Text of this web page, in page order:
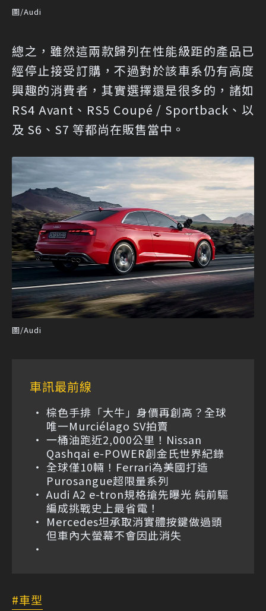
圖/Audi
總之，雖然這兩款歸列在性能級距的產品已
經停止接受訂購，不過對於該車系仍有高度
興趣的消費者，其實選擇還是很多的，諸如
RS4 Avant、RS5 Coupé / Sportback、以
及 S6、S7 等都尚在販售當中。
圖/Audi
車訊最前線
棕色手排「大牛」身價再創高？全球
唯一Murciélago SV拍賣
一桶油跑近2,000公里！Nissan
Qashqai e-POWER創金氏世界紀錄
全球僅10輛！Ferrari為美國打造
Purosangue超限量系列
Audi A2 e-tron規格搶先曝光 純前驅
編成挑戰史上最省電！
Mercedes坦承取消實體按鍵做過頭
但車內大螢幕不會因此消失
車型